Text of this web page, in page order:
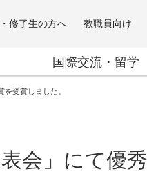
修了生の方へ 教職員向け
国際交流・留学
受賞しました。
会」にて優